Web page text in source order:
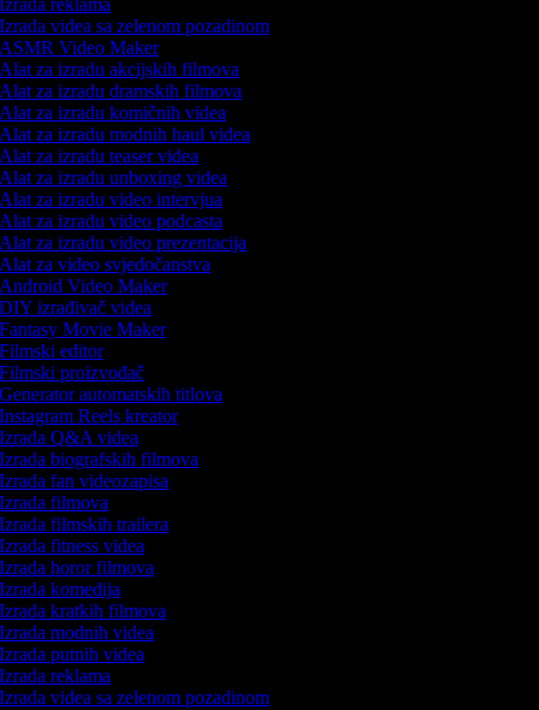
reklama
videa sa zelenom pozadinom
Video Maker
za izradu akcijskih filmova
za izradu dramskih filmova
za izradu komičnih videa
za izradu modnih haul videa
za izradu teaser videa
za izradu unboxing videa
za izradu video intervjua
za izradu video podcasta
za izradu video prezentacija
za video svjedočanstva
Video Maker
izrađivač videa
Movie Maker
editor
proizvođač
automatskih titlova
Reels kreator
Q&A videa
biografskih filmova
fan videozapisa
filmova
filmskih trailera
fitness videa
horor filmova
komedija
kratkih filmova
modnih videa
putnih videa
reklama
videa sa zelenom pozadinom